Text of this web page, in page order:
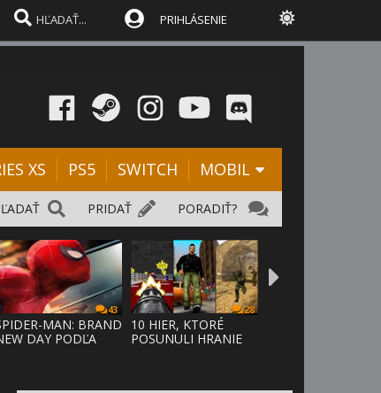
PRIHLÁSENIE
XS PS5 SWITCH MOBIL
PORADIŤ?
PRIDAŤ
43
MAN: BRAND
DAY PODĽA
28
10 HIER, KTORÉ
POSUNULI HRANIE